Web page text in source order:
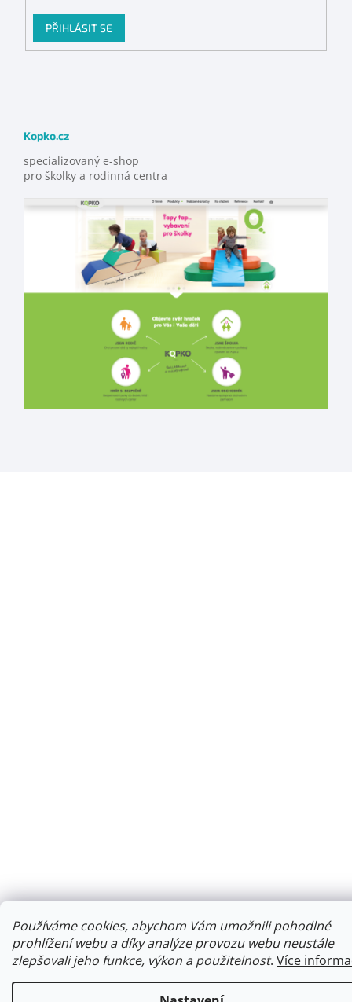
Používáme cookies, abychom Vám umožnili pohodlné
prohlížení webu a díky analýze provozu webu neustále
zlepšovali jeho funkce, výkon a použitelnost. Více
PŘIHLÁSIT SE
Kopko.cz
specializovaný e-shop
pro školky a rodinná centra